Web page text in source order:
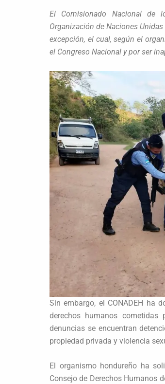
El Comisionado Nacional de
Organización de Naciones
excepción, el cual, según el
el Congreso Nacional y por ser
Sin embargo, el CONADEH ha
derechos humanos
denuncias se encuentran
propiedad privada y violencia
El organismo hondureño ha
Consejo de Derechos Humanos